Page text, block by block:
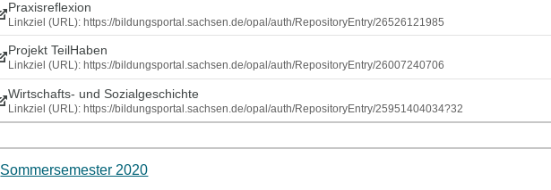
Praxisreflexion
Linkziel (URL): https://bildungsportal.sachsen.de/opal/auth/RepositoryEntry/26526121985
Projekt TeilHaben
Linkziel (URL): https://bildungsportal.sachsen.de/opal/auth/RepositoryEntry/26007240706
Wirtschafts- und Sozialgeschichte
Linkziel (URL): https://bildungsportal.sachsen.de/opal/auth/RepositoryEntry/25951404034?32
Sommersemester 2020